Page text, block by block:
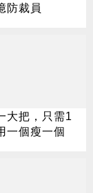
防裁員
大把，只需1
一個瘦一個